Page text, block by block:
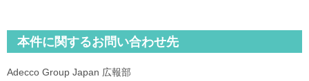
本件に関するお問い合わせ先
Adecco Group Japan 広報部